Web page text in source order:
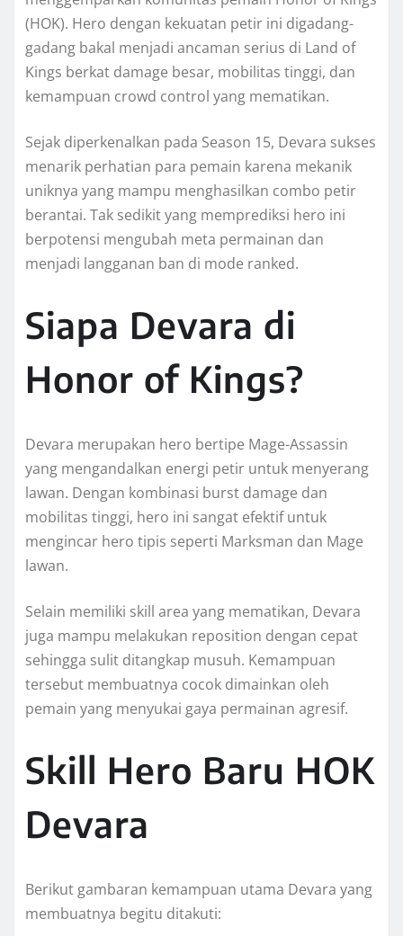
(HOK). Hero dengan kekuatan petir ini digadang-
gadang bakal menjadi ancaman serius di Land of
Kings berkat damage besar, mobilitas tinggi, dan
kemampuan crowd control yang mematikan.
Sejak diperkenalkan pada Season 15, Devara sukses
menarik perhatian para pemain karena mekanik
uniknya yang mampu menghasilkan combo petir
berantai. Tak sedikit yang memprediksi hero ini
berpotensi mengubah meta permainan dan
menjadi langganan ban di mode ranked.
Siapa Devara di
Honor of Kings?
Devara merupakan hero bertipe Mage-Assassin
yang mengandalkan energi petir untuk menyerang
lawan. Dengan kombinasi burst damage dan
mobilitas tinggi, hero ini sangat efektif untuk
mengincar hero tipis seperti Marksman dan Mage
lawan.
Selain memiliki skill area yang mematikan, Devara
juga mampu melakukan reposition dengan cepat
sehingga sulit ditangkap musuh. Kemampuan
tersebut membuatnya cocok dimainkan oleh
pemain yang menyukai gaya permainan agresif.
Skill Hero Baru HOK
Devara
Berikut gambaran kemampuan utama Devara yang
membuatnya begitu ditakuti: